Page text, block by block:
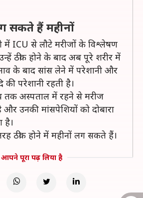
सकते हैं महीनों
में ICU से लौटे मरीजों के विश्लेषण
ठीक होने के बाद अब पूरे शरीर में
के बाद सांस लेने में परेशानी और
परेशानी रहती है।
अस्पताल में रहने से मरीज
उनकी मांसपेशियों को दोबारा
है।
ठीक होने में महीनों लग सकते हैं।
आपने पूरा पढ़ लिया है